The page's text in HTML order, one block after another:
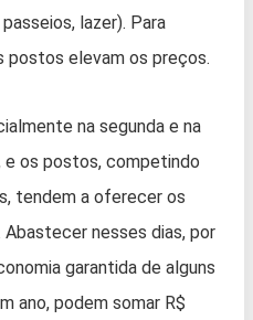
lazer). Para
postos elevam os preços.
na segunda e na
e os postos, competindo
tendem a oferecer os
nesses dias, por
garantida de alguns
ano, podem somar R$